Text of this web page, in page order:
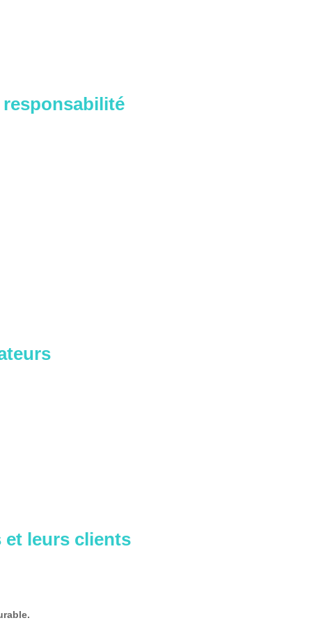
responsabilité
et leurs clients